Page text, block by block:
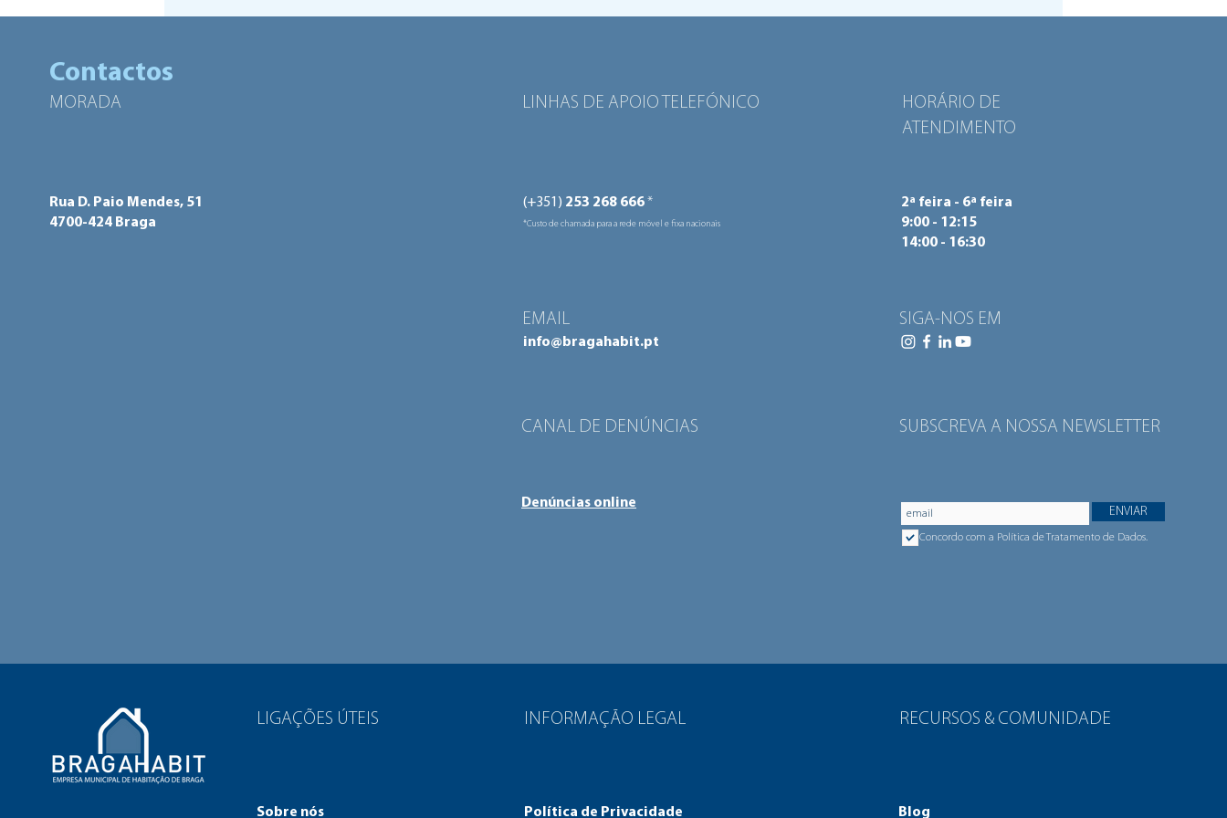
de Executivo Municipal
deverá ser transformada
Migrações visitou antiga
Contactos
MORADA
Rua D. Paio Mendes, 51
4700-424 Braga
LINHAS DE APOIO TELEFÓNICO
(+351) 253 268 666*
*Custo de chamada para a rede móvel e fixa nacionais
EMAIL
info@bragahabit.pt
CANAL DE DENÚNCIAS
Denúncias online
HORÁRIO DE
ATENDIMENTO
2ª feira - 6ª feira
9:00 - 12:15
14:00 - 16:30
SIGA-NOS EM
SUBSCREVA A NOSSA NEWSLETTER
ENVIAR
Concordo com a Política de Tratamento de Dados.
LIGAÇÕES ÚTEIS INFORMAÇÃO LEGAL
Sobre nós Política de Privacidade
RECURSOS & COMUNIDADE
Blog